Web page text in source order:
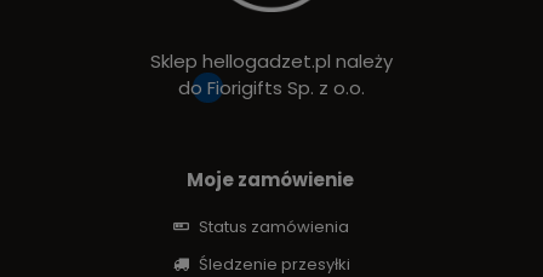
Sklep hellogadzet.pl należy
do Fiorigifts Sp. z o.o.
Moje zamówienie
Status zamówienia
Śledzenie przesyłki